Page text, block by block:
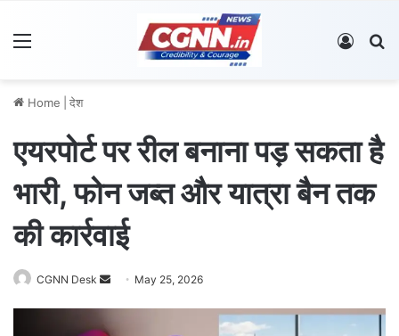
Log In
Home देश
एयरपोर्ट पर रील बनाना पड़ सकता है
भारी, फोन जब्त और यात्रा बैन तक
की कार्रवाई
CGNN Desk May 25, 2026